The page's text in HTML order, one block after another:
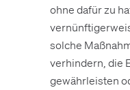
ohne dafür zu
solche
verhindern, die
gewährleisten